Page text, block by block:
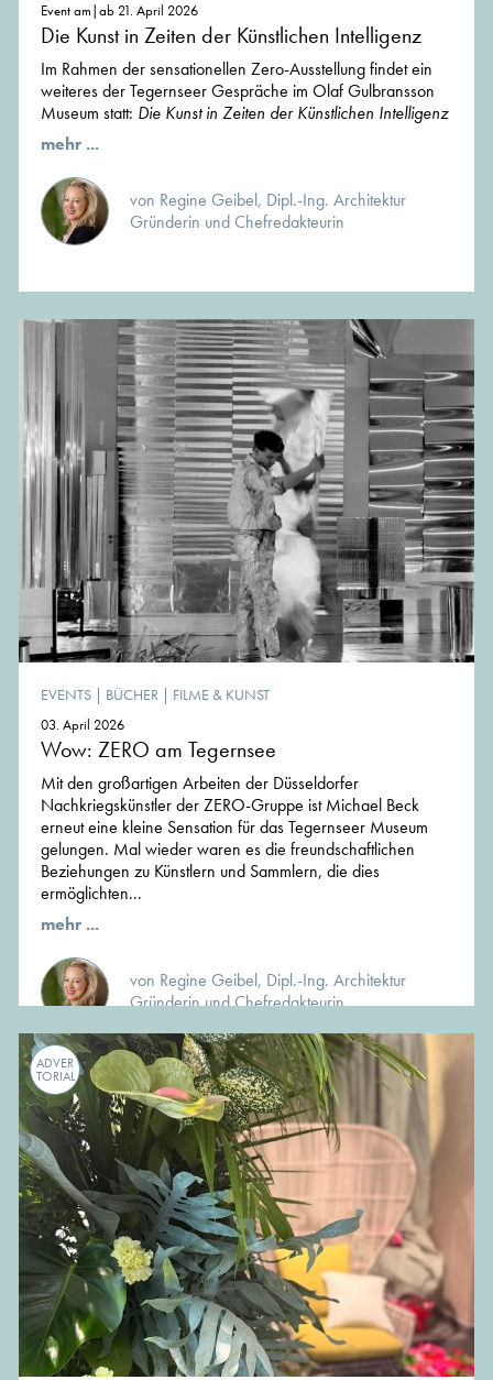
Event am|ab 21. April 2026
Die Kunst in Zeiten der Künstlichen Intelligenz
Im Rahmen der sensationellen Zero-Ausstellung findet ein
weiteres der Tegernseer Gespräche im Olaf Gulbransson
Museum statt: Die Kunst in Zeiten der Künstlichen Intelligenz
mehr ...
von Regine Geibel, Dipl.-Ing. Architektur
Gründerin und Chefredakteurin
EVENTS | BÜCHER | FILME & KUNST
03. April 2026
Wow: ZERO am Tegernsee
Mit den großartigen Arbeiten der Düsseldorfer
Nachkriegskünstler der ZERO-Gruppe ist Michael Beck
erneut eine kleine Sensation für das Tegernseer Museum
gelungen. Mal wieder waren es die freundschaftlichen
Beziehungen zu Künstlern und Sammlern, die dies
ermöglichten...
mehr ...
von Regine Geibel, Dipl.-Ing. Architektur
Gründerin und Chefredakteurin
ADVER
TORIAL